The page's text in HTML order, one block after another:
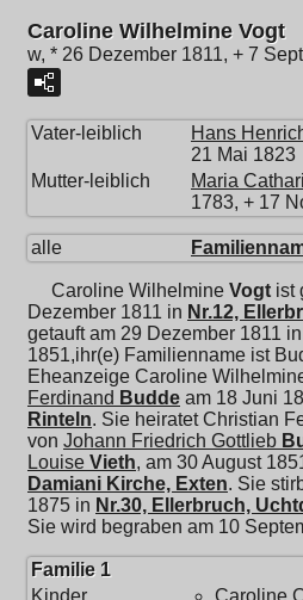
Caroline Wilhelmine Vogt
w, * 26 Dezember 1811, + 7
Vater-leiblich Hans
21 Mai 1823
Mutter-leiblich
Maria
1783, + 17
alle
Caroline Wilhelmine Vogt ist
Dezember 1811 in Nr.12,
getauft am 29 Dezember 1811 in
1851,ihr(e) Familienname ist
Eheanzeige Caroline
Ferdinand Budde am 18 Juni
Rinteln. Sie heiratetChristian
von Johann Friedrich Gottlieb
Louise Vieth, am 30 August
Damiani Kirche, Exten. Sie
1875 in Nr.30, Ellerbruch,
Sie wird begraben am 10
Familie 1
Kinder
Caroline